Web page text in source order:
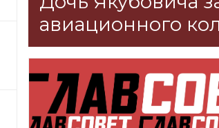
авиационного